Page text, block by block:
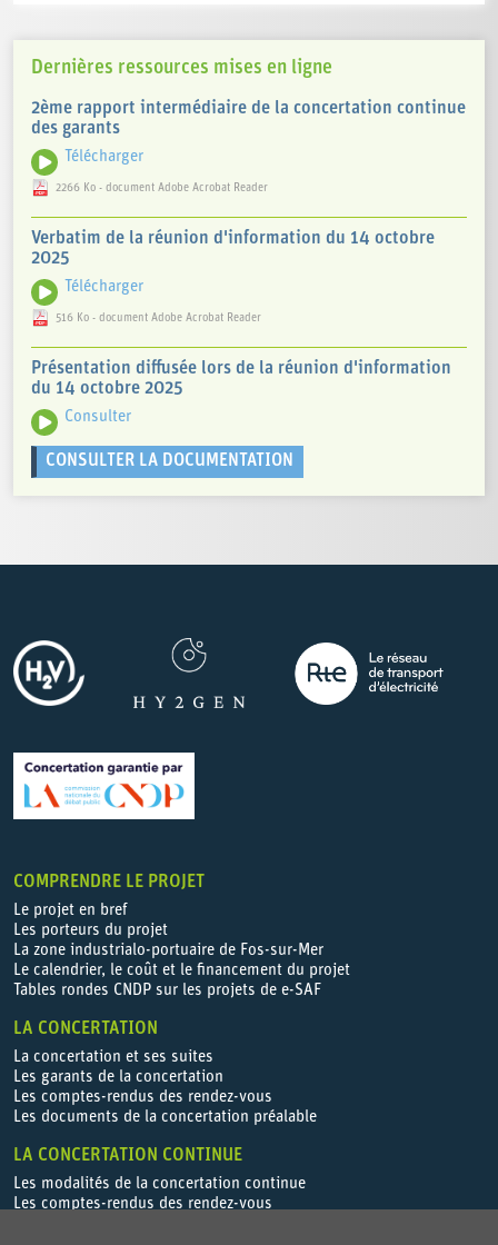
Dernières ressources mises en ligne
2ème rapport intermédiaire de la concertation continue
des garants
Télécharger
2266 Ko - document Adobe Acrobat Reader
Verbatim de la réunion d'information du 14 octobre
2025
Télécharger
516 Ko - document Adobe Acrobat Reader
Présentation diffusée lors de la réunion d'information
du 14 octobre 2025
Consulter
CONSULTER LA DOCUMENTATION
COMPRENDRE LE PROJET
Le projet en bref
Les porteurs du projet
La zone industrialo-portuaire de Fos-sur-Mer
Le calendrier, le coût et le financement du projet
Tables rondes CNDP sur les projets de e-SAF
LA CONCERTATION
La concertation et ses suites
Les garants de la concertation
Les comptes-rendus des rendez-vous
Les documents de la concertation préalable
LA CONCERTATION CONTINUE
Les modalités de la concertation continue
Les comptes-rendus des rendez-vous